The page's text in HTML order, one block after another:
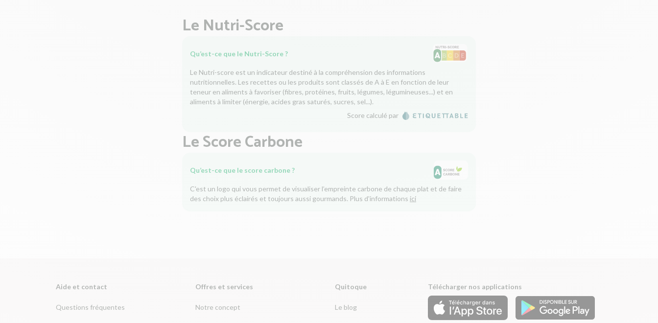
Le Nutri-Score
Qu’est-ce que le Nutri-Score ?
Le Nutri-score est un indicateur destiné à la compréhension des informations
nutritionnelles. Les recettes ou les produits sont classés de A à E en fonction de leur
teneur en aliments à favoriser (fibres, protéines, fruits, légumes, légumineuses...) et en
aliments à limiter (énergie, acides gras saturés, sucres, sel...).
Score calculé par
Le Score Carbone
Qu’est-ce que le score carbone ?
C'est un logo qui vous permet de visualiser l’empreinte carbone de chaque plat et de faire
des choix plus éclairés et toujours aussi gourmands. Plus d'informations ici
Aide et contact
Questions fréquentes
Offres et services
Notre concept
Quitoque
Le blog
Télécharger nos applications